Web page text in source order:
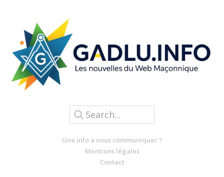
Une info à nous communiquer ?
Mentions légales
Contact